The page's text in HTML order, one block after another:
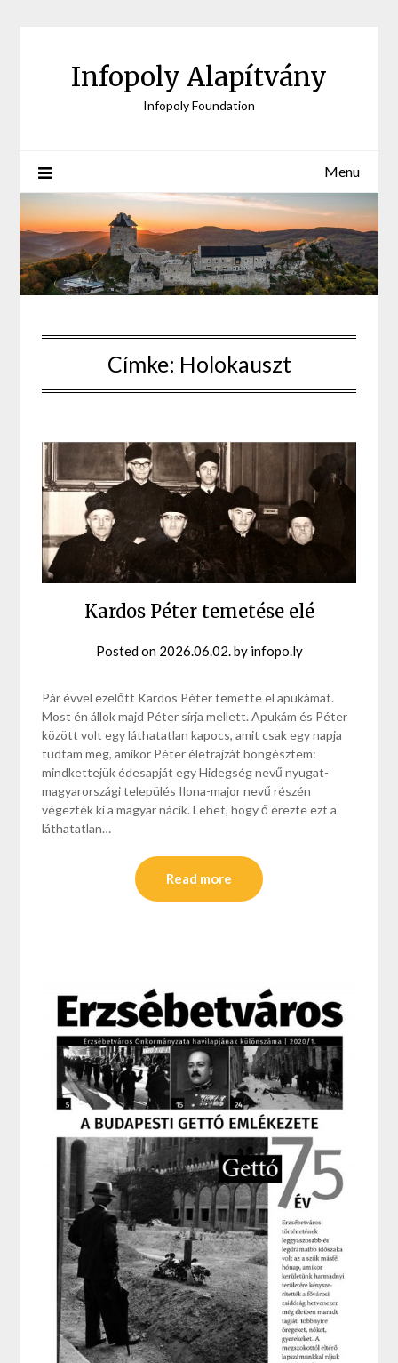
Infopoly Alapítvány
Infopoly Foundation
Menu
Címke: Holokauszt
Kardos Péter temetése elé
Posted on 2026.06.02.by infopo.ly
Pár évvel ezelőtt Kardos Péter temette el apukámat.
Most én állok majd Péter sírja mellett. Apukám és Péter
között volt egy láthatatlan kapocs, amit csak egy napja
tudtam meg, amikor Péter életrajzát böngésztem:
mindkettejük édesapját egy Hidegség nevű nyugat-
magyarországi település Ilona-major nevű részén
végezték ki a magyar nácik. Lehet, hogy ő érezte ezt a
láthatatlan…
Read more